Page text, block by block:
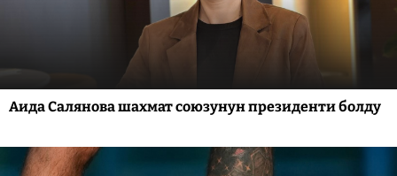
Аида Салянова шахмат союзунун президенти болду